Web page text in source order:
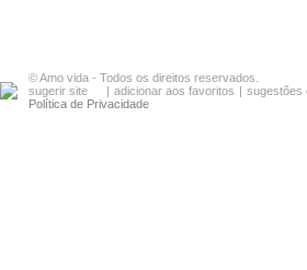
© Amo vida - Todos os direitos reservados.
sugerir site
adicionar aos favoritos
sugestões
Política de Privacidade